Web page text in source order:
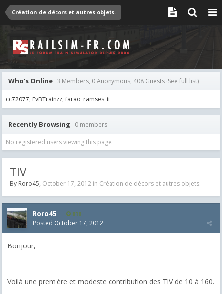
Création de décors et autres objets.
Who's Online 3 Members, 0 Anonymous, 408 Guests (See full list)
cc72077 EvBTrainzz farao_ramses_ii
Recently Browsing 0 members
No registered users viewing this page.
TIV
By Roro45, October 17, 2012 in Création de décors et autres objets.
Roro45 818
Posted October 17, 2012
Bonjour,
Voilà une première et modeste contribution des TIV de 10 à 160.